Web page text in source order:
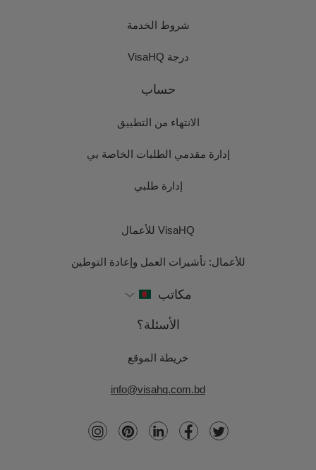
شروط الخدمة
درجة VisaHQ
حساب
الانتهاء من التطبيق
إدارة مقدمي الطلبات الخاصة بي
إدارة طلبي
VisaHQ للأعمال
للأعمال: تأشيرات العمل وإعادة التوطين
مكاتب
الأسئلة؟
خريطة الموقع
info@visahq.com.bd